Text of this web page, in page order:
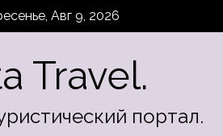
Авг 9, 2026
Travel.
портал.